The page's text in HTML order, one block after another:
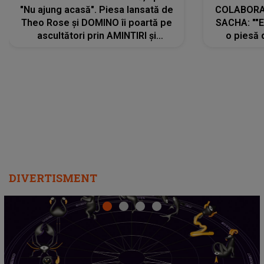
Emanuel a ținut ACEST DETALIU ASCUNS până
acum! În fața Alexandrei, concurentul din Casa Iubirii